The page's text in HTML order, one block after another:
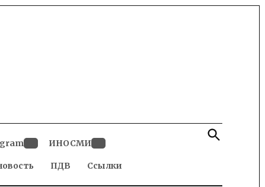
dropdown
ИНОСМИ
dropdown
ПДВ Ссылки
Open
Search